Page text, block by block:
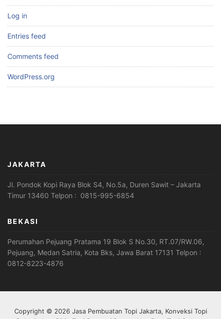
Log in
Entries feed
Comments feed
WordPress.org
JAKARTA
Jl. Pondok Kopi Raya Blok S4, No.5a, Duren Sawit – Jakarta
Timur 13460 Telpon : 0815-995-6854
BEKASI
Perumahan Pejuang Pratama 19 Blok S No.30, RT.07/RW.06,
Pejuang, Medan Satria, Kota Bks, Jawa Barat 17131 Telpon :
0812-8223-4876
Copyright © 2026 Jasa Pembuatan Topi Jakarta, Konveksi Topi